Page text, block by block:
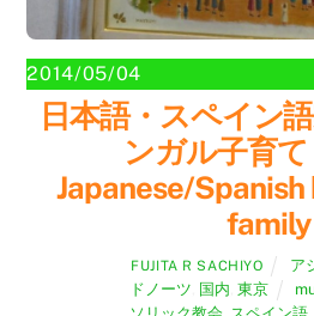
2014/05/04
日本語・スペイン
ンガル子育
Japanese/
family
FUJITA R SACHIYO ア
ドノーツ 国内 東京